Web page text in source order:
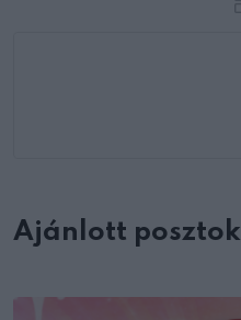
Ajánlott posztok